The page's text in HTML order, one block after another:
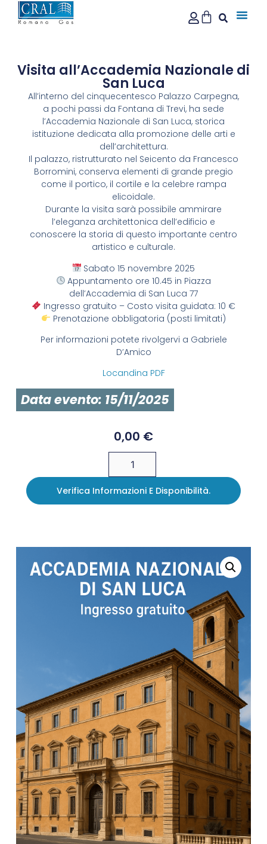
Visita all’Accademia Nazionale di
San Luca
All’interno del cinquecentesco Palazzo Carpegna,
a pochi passi da Fontana di Trevi, ha sede
l’Accademia Nazionale di San Luca, storica
istituzione dedicata alla promozione delle arti e
dell’architettura.
Il palazzo, ristrutturato nel Seicento da Francesco
Borromini, conserva elementi di grande pregio
come il portico, il cortile e la celebre rampa
elicoidale.
Durante la visita sarà possibile ammirare
l’eleganza architettonica dell’edificio e
conoscere la storia di questo importante centro
artistico e culturale.
Sabato 15 novembre 2025
Appuntamento ore 10.45 in Piazza
dell’Accademia di San Luca 77
Ingresso gratuito – Costo visita guidata: 10 €
Prenotazione obbligatoria (posti limitati)
Per informazioni potete rivolgervi a Gabriele
D’Amico
Locandina PDF
Data evento: 15/11/2025
0,00 €
Verifica Informazioni E Disponibilità.